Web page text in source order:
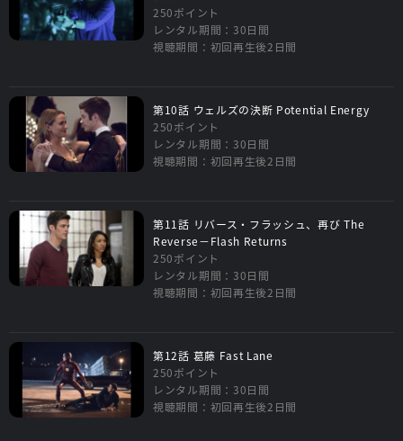
250ポイント
レンタル期間：30日間
視聴期間：初回再生後2日間
第10話 ウェルズの決断 Potential Energy
250ポイント
レンタル期間：30日間
視聴期間：初回再生後2日間
第11話 リバース・フラッシュ、再び The
Reverse－Flash Returns
250ポイント
レンタル期間：30日間
視聴期間：初回再生後2日間
第12話 葛藤 Fast Lane
250ポイント
レンタル期間：30日間
視聴期間：初回再生後2日間